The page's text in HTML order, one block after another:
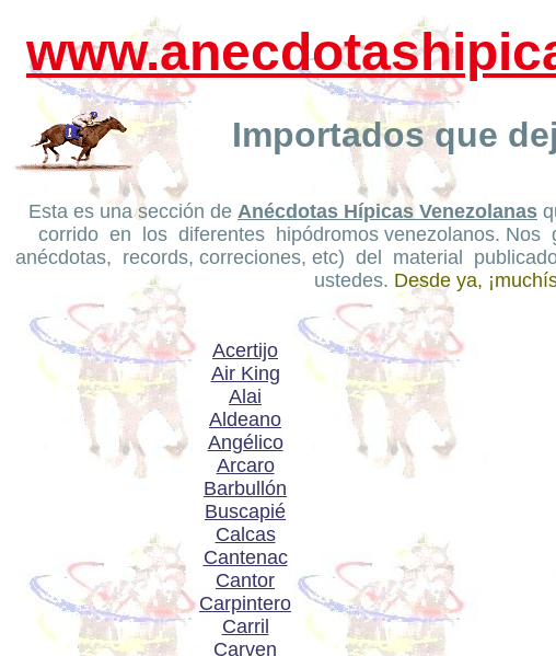
Importados que
Esta es una sección de Anécdotas Hípicas Venezolanas
corrido en los diferentes hipódromos venezolanos.
anécdotas, records, correciones, etc) del material
ustedes. Desde ya,
Acertijo
Air King
Alai
Aldeano
Angélico
Arcaro
Barbullón
Buscapié
Calcas
Cantenac
Cantor
Carpintero
Carril
Carven